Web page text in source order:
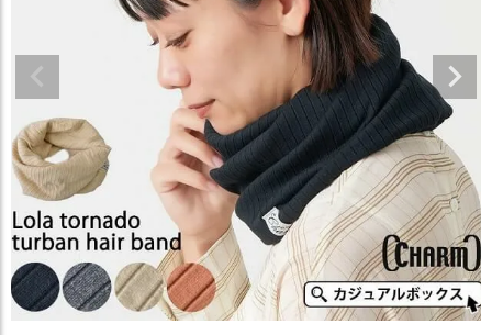
員
録
商
品
カ
テ
ゴ
リ